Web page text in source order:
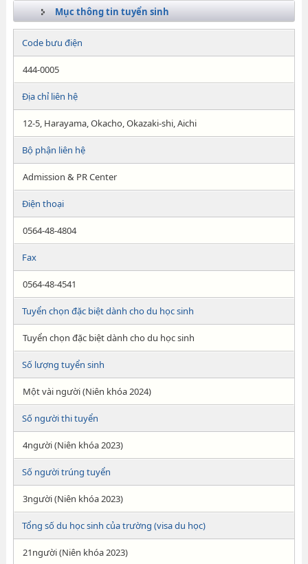
Mục thông tin tuyển sinh
Code bưu điện
444-0005
Địa chỉ liên hệ
12-5, Harayama, Okacho, Okazaki-shi, Aichi
Bộ phận liên hệ
Admission & PR Center
Điện thoại
0564-48-4804
Fax
0564-48-4541
Tuyển chọn đặc biệt dành cho du học sinh
Tuyển chọn đặc biệt dành cho du học sinh
Số lượng tuyển sinh
Một vài người (Niên khóa 2024)
Số người thi tuyển
4người (Niên khóa 2023)
Số người trúng tuyển
3người (Niên khóa 2023)
Tổng số du học sinh của trường (visa du học)
21người (Niên khóa 2023)